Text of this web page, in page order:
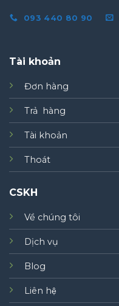
093 440 80 90
Tài khoản
Đơn hàng
Trả hàng
Tài khoản
Thoát
CSKH
Về chúng tôi
Dịch vụ
Blog
Liên hệ